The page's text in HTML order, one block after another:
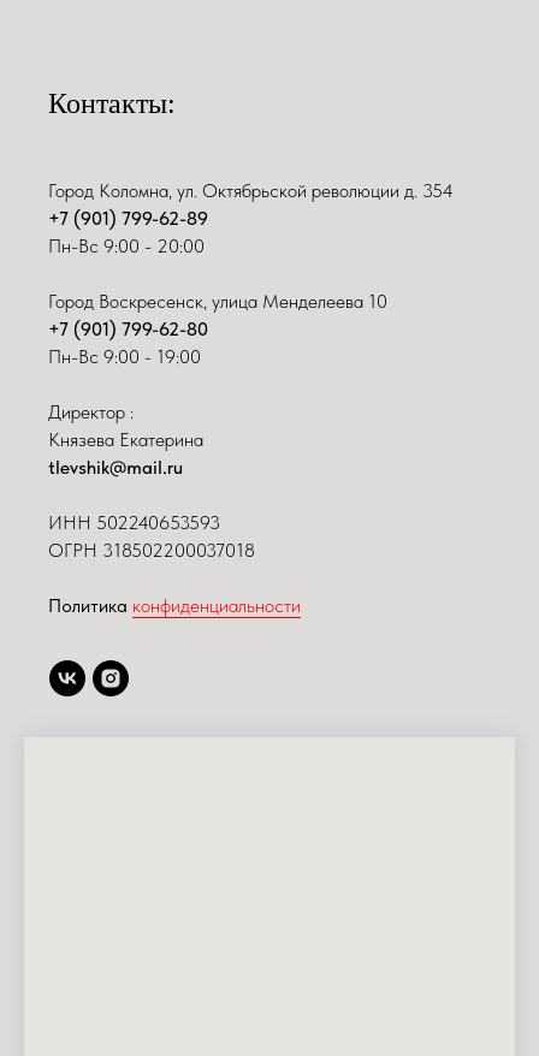
Контакты:
Город Коломна, ул. Октябрьской революции д. 354
+7 (901) 799-62-89
Пн-Вс 9:00 - 20:00
Город Воскресенск, улица Менделеева 10
+7 (901) 799-62-80
Пн-Вс 9:00 - 19:00
Директор :
Князева Екатерина
tlevshik@mail.ru
ИНН 502240653593
ОГРН 318502200037018
Политика конфиденциальности